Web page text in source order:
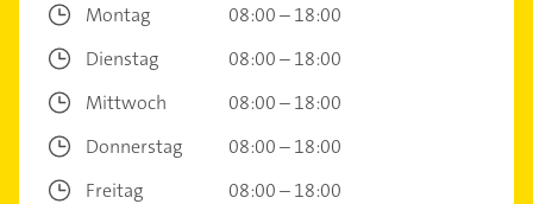
Montag
08:00 – 18:00
Dienstag
08:00 – 18:00
Mittwoch
08:00 – 18:00
Donnerstag
08:00 – 18:00
Freitag
08:00 – 18:00